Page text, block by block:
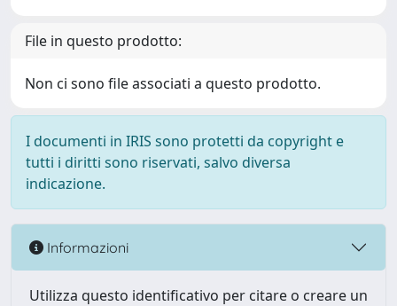
File in questo prodotto:
Non ci sono file associati a questo prodotto.
I documenti in IRIS sono protetti da copyright e
tutti i diritti sono riservati, salvo diversa
indicazione.
Informazioni
Utilizza questo identificativo per citare o creare un